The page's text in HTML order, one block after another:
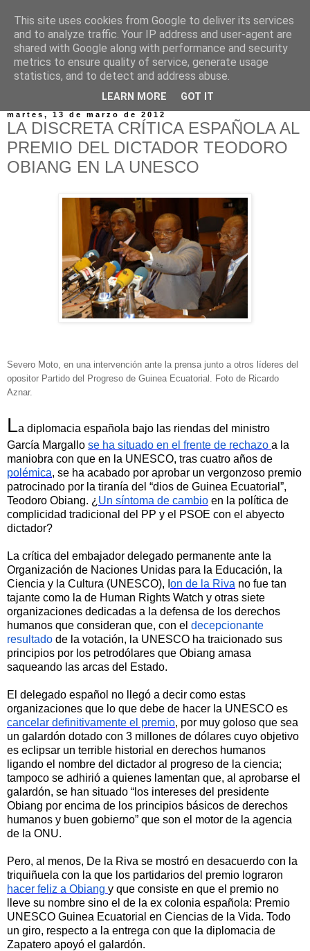
martes, 13 de marzo de 2012
LA DISCRETA CRÍTICA ESPAÑOLA AL
PREMIO DEL DICTADOR TEODORO
OBIANG EN LA UNESCO
Severo Moto, en una intervención ante la prensa junto a otros líderes del
opositor Partido del Progreso de Guinea Ecuatorial. Foto de Ricardo
Aznar.
La diplomacia española bajo las riendas del ministro
García Margallo se ha situado en el frente de rechazo a la
maniobra con que en la UNESCO, tras cuatro años de
polémica, se ha acabado por aprobar un vergonzoso premio
patrocinado por la tiranía del “dios de Guinea Ecuatorial”,
Teodoro Obiang. ¿ Un síntoma de cambio en la política de
complicidad tradicional del PP y el PSOE con el abyecto
dictador?
La crítica del embajador delegado permanente ante la
Organización de Naciones Unidas para la Educación, la
Ciencia y la Cultura (UNESCO), I on de la Riva no fue tan
tajante como la de Human Rights Watch y otras siete
organizaciones dedicadas a la defensa de los derechos
humanos que consideran que, con el decepcionante
resultado de la votación, la UNESCO ha traicionado sus
principios por los petrodólares que Obiang amasa
saqueando las arcas del Estado.
El delegado español no llegó a decir como estas
organizaciones que lo que debe de hacer la UNESCO es
cancelar definitivamente el premio, por muy goloso que sea
un galardón dotado con 3 millones de dólares cuyo objetivo
es eclipsar un terrible historial en derechos humanos
ligando el nombre del dictador al progreso de la ciencia;
tampoco se adhirió a quienes lamentan que, al aprobarse el
galardón, se han situado “los intereses del presidente
Obiang por encima de los principios básicos de derechos
humanos y buen gobierno” que son el motor de la agencia
de la ONU.
Pero, al menos, De la Riva se mostró en desacuerdo con la
triquiñuela con la que los partidarios del premio lograron
hacer feliz a Obiang y que consiste en que el premio no
lleve su nombre sino el de la ex colonia española: Premio
UNESCO Guinea Ecuatorial en Ciencias de la Vida. Todo
un giro, respecto a la entrega con que la diplomacia de
Zapatero apoyó el galardón.
This site uses cookies from Google to deliver its services
and to analyze traffic. Your IP address and user-agent are
shared with Google along with performance and security
metrics to ensure quality of service, generate usage
statistics, and to detect and address abuse.
LEARN MORE GOT IT